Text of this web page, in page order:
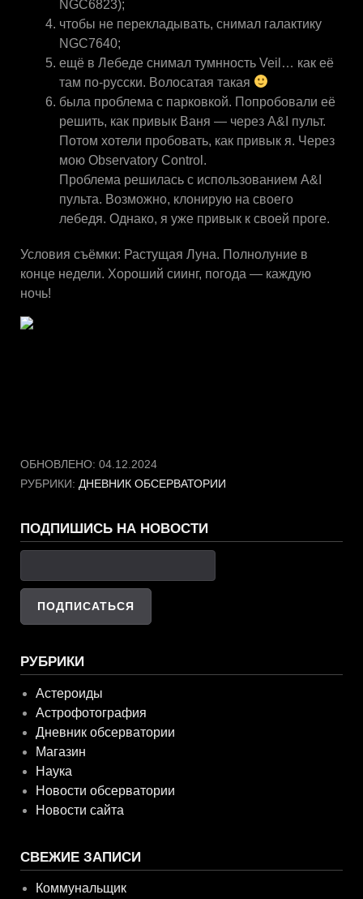
NGC6823);
чтобы не перекладывать, снимал галактику
NGC7640;
ещё в Лебеде снимал тумнность Veil… как её
там по-русски. Волосатая такая
была проблема с парковкой. Попробовали её
решить, как привык Ваня — через A&I пульт.
Потом хотели пробовать, как привык я. Через
мою Observatory Control.
Проблема решилась с использованием A&I
пульта. Возможно, клонирую на своего
лебедя. Однако, я уже привык к своей проге.
Условия съёмки: Растущая Луна. Полнолуние в
конце недели. Хороший сиинг, погода — каждую
ночь!
ОБНОВЛЕНО: 04.12.2024
РУБРИКИ: ДНЕВНИК ОБСЕРВАТОРИИ
ПОДПИШИСЬ НА НОВОСТИ
РУБРИКИ
Астероиды
Астрофотография
Дневник обсерватории
Магазин
Наука
Новости обсерватории
Новости сайта
СВЕЖИЕ ЗАПИСИ
Коммунальщик